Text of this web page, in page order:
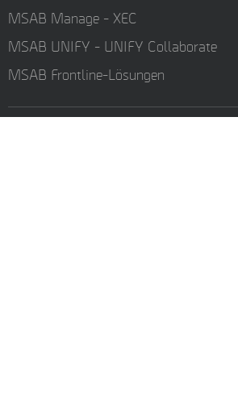
MSAB Manage - XEC
MSAB UNIFY - UNIFY Collaborate
MSAB Frontline-Lösungen